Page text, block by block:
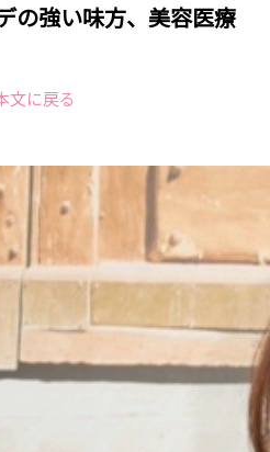
の強い味方、美容医療
文に戻る